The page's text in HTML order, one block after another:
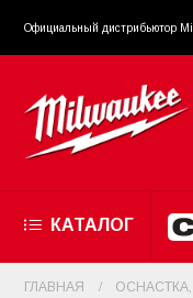
Официальный диcтрибьютор
КАТАЛОГ
ГЛАВНАЯ ОСНАСТКА